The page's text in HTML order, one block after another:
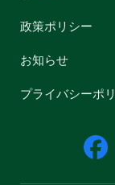
政策ポリシー
お知らせ
プライバシーポ